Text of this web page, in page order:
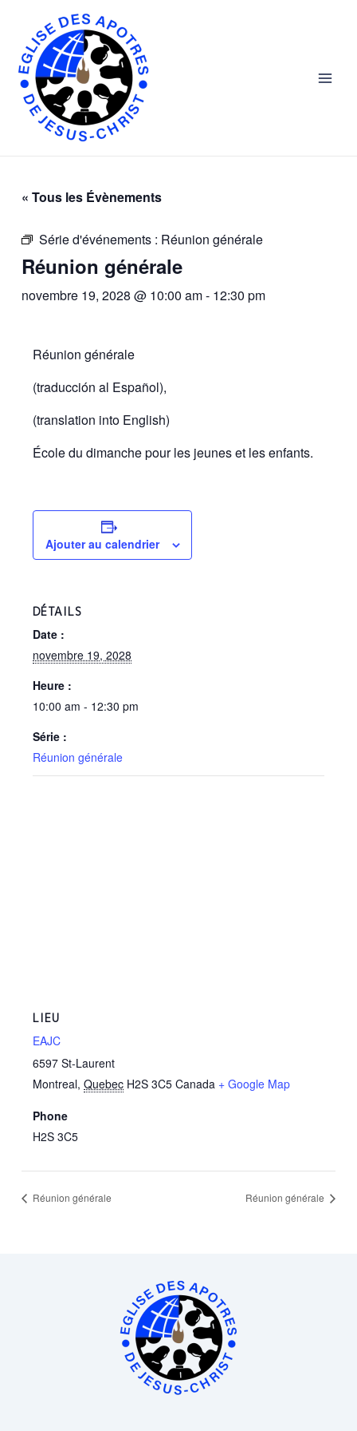
content
« Tous les Évènements
Série d'événements : Réunion générale
Réunion générale
novembre 19, 2028 @ 10:00 am- 12:30 pm
Réunion générale
(traducción al Español),
(translation into English)
École du dimanche pour les jeunes et les enfants.
Ajouter au calendrier
DÉTAILS
Date :
novembre 19, 2028
Heure :
10:00 am - 12:30 pm
Série :
Réunion générale
LIEU
EAJC
6597 St-Laurent
Montreal, Quebec H2S 3C5 Canada + Google Map
Phone
H2S 3C5
Réunion générale Réunion générale